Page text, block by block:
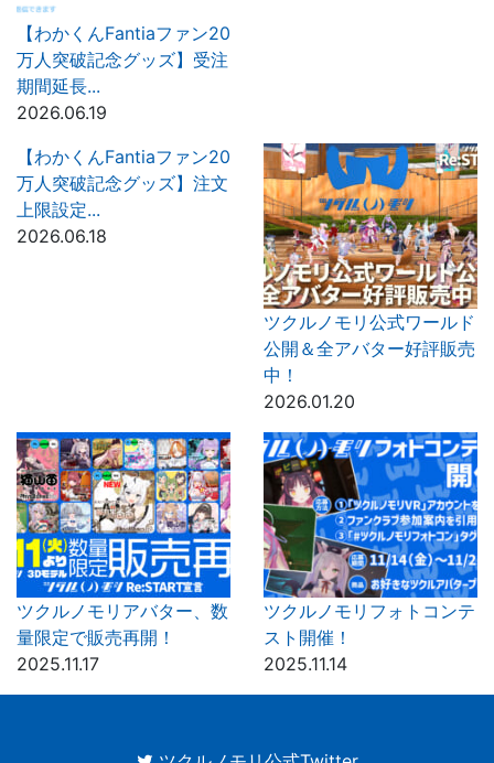
【わかくんFantiaファン20
万人突破記念グッズ】受注
期間延長...
2026.06.19
【わかくんFantiaファン20
万人突破記念グッズ】注文
上限設定...
2026.06.18
ツクルノモリ公式ワールド
公開＆全アバター好評販売
中！
2026.01.20
ツクルノモリアバター、数
量限定で販売再開！
2025.11.17
ツクルノモリフォトコンテ
スト開催！
2025.11.14